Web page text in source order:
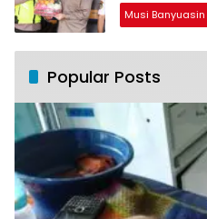
Musi Banyuasin
Popular Posts